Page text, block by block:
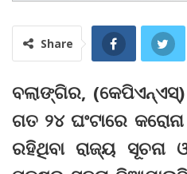
Share
ବଲାଙ୍ଗିର,
ଗତ ୨୪ ଘଂଟାରେ
ରହିଥିବା ରାଜ୍ୟ ସୂଚନା